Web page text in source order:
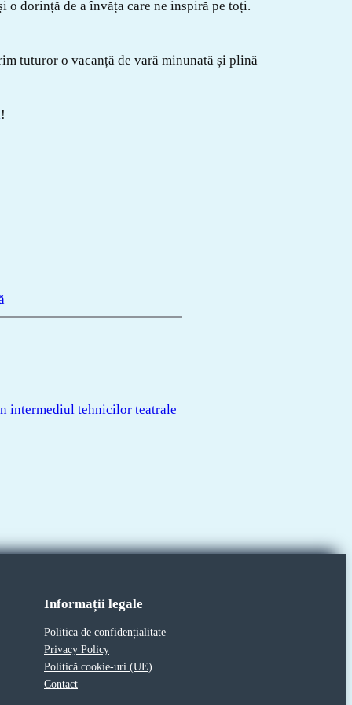
dorință de a învăța care ne inspiră pe toți.
tuturor o vacanță de vară minunată și plină
!
intermediul tehnicilor teatrale
Informații legale
Politica de confidențialitate
Privacy Policy
Politică cookie-uri (UE)
Contact